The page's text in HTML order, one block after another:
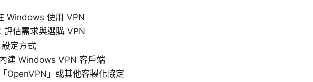
Windows 使用 VPN
評估需求與選購 VPN
定方式
建 Windows VPN 客戶端
OpenVPN」或其他客製化協定